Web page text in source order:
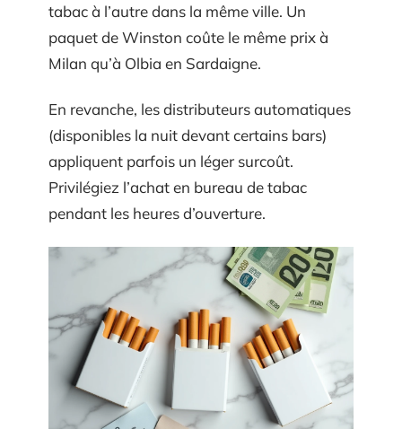
tabac à l’autre dans la même ville. Un
paquet de Winston coûte le même prix à
Milan qu’à Olbia en Sardaigne.
En revanche, les distributeurs automatiques
(disponibles la nuit devant certains bars)
appliquent parfois un léger surcoût.
Privilégiez l’achat en bureau de tabac
pendant les heures d’ouverture.